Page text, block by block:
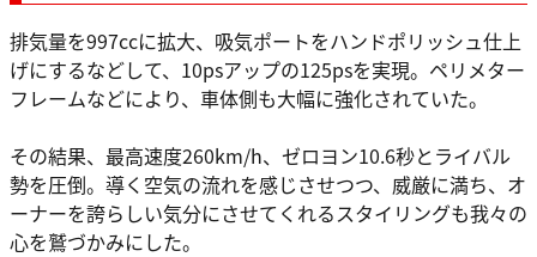
排気量を997ccに拡大、吸気ポートをハンドポリッシュ仕上
げにするなどして、10psアップの125psを実現。ペリメター
フレームなどにより、車体側も大幅に強化されていた。
その結果、最高速度260km/h、ゼロヨン10.6秒とライバル
勢を圧倒。導く空気の流れを感じさせつつ、威厳に満ち、オ
ーナーを誇らしい気分にさせてくれるスタイリングも我々の
心を鷲づかみにした。